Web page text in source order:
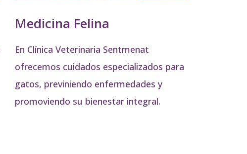
Medicina Felina
En Clínica Veterinaria Sentmenat
ofrecemos cuidados especializados para
gatos, previniendo enfermedades y
promoviendo su bienestar integral.